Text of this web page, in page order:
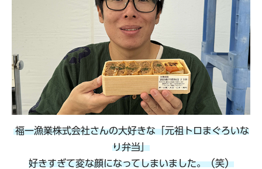
福一漁業株式会社さんの大好きな「元祖トロまぐろいな
り弁当」
好きすぎて変な顔になってしまいました。（笑）